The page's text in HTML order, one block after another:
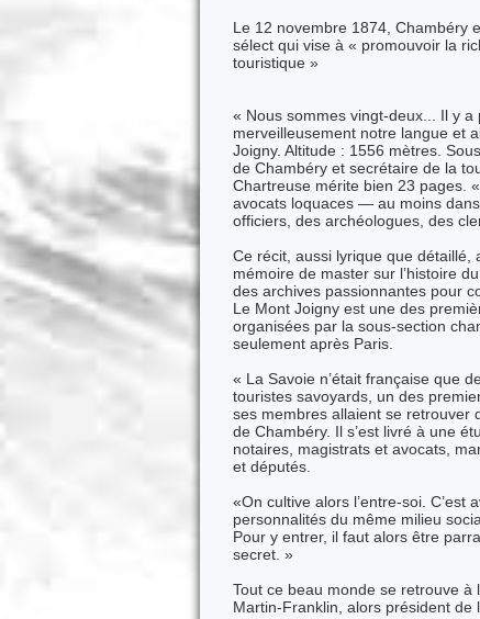
Le 12 novembre 1874, Chambéry
sélect qui vise à « promouvoir la
touristique »
« Nous sommes vingt-deux... Il y
merveilleusement notre langue et
Joigny. Altitude : 1556 mètres.
de Chambéry et secrétaire de la
Chartreuse mérite bien 23 pages.
avocats loquaces — au moins
officiers, des archéologues, des
Ce récit, aussi lyrique que détaillé,
mémoire de master sur l’histoire
des archives passionnantes pour
Le Mont Joigny est une des
organisées par la sous-section
seulement après Paris.
« La Savoie n’était française que
touristes savoyards, un des
ses membres allaient se retrouver
de Chambéry. Il s’est livré à une
notaires, magistrats et avocats,
et députés.
«On cultive alors l’entre-soi.
personnalités du même milieu
Pour y entrer, il faut alors être
secret. »
Tout ce beau monde se retrouve à
Martin-Franklin, alors président de